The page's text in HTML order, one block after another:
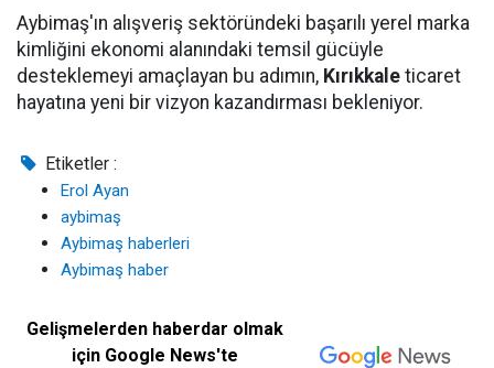
Aybimaş'ın alışveriş sektöründeki başarılı yerel marka
kimliğini ekonomi alanındaki temsil gücüyle
desteklemeyi amaçlayan bu adımın, Kırıkkale ticaret
hayatına yeni bir vizyon kazandırması bekleniyor.
Etiketler :
Erol Ayan
aybimaş
Aybimaş haberleri
Aybimaş haber
Gelişmelerden haberdar olmak
için Google News'te